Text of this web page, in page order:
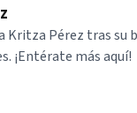
Kritza Pérez tras su
¡Entérate más aquí!